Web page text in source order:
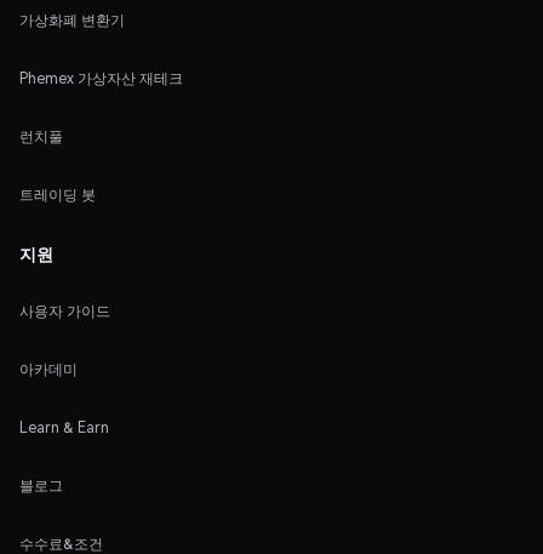
가상화폐 변환기
Phemex 가상자산 재테크
런치풀
트레이딩 봇
지원
사용자 가이드
아카데미
Learn & Earn
블로그
수수료&조건